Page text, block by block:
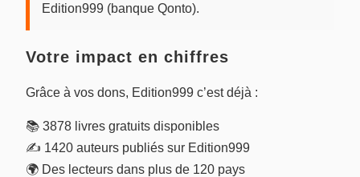
Edition999 (banque Qonto).
Votre impact en chiffres
Grâce à vos dons, Edition999 c’est déjà :
📚 3878 livres gratuits disponibles
✍️ 1420 auteurs publiés sur Edition999
🌍 Des lecteurs dans plus de 120 pays